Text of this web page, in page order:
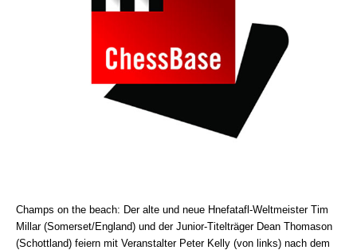
Champs on the beach: Der alte und neue Hnefatafl-Weltmeister Tim
Millar (Somerset/England) und der Junior-Titelträger Dean Thomason
(Schottland) feiern mit Veranstalter Peter Kelly (von links) nach dem